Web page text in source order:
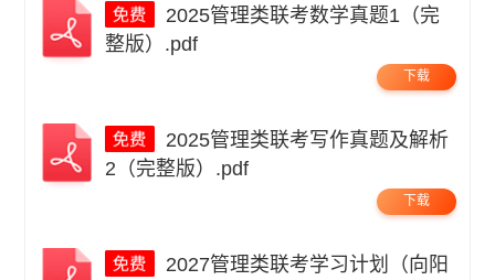
整版）.pdf
下载
2（完整版）.pdf
下载